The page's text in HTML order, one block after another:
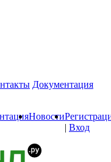
Документация
Новости
| Вход